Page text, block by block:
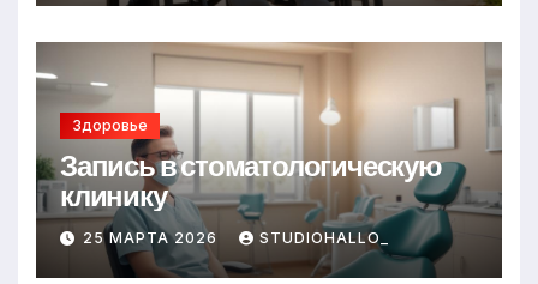
Здоровье
Запись в стоматологическую
клинику
25 МАРТА 2026 STUDIOHALLO_